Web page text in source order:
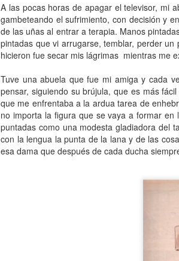
A las pocas horas de apagar el televisor, mi
gambeteando el sufrimiento, con decisión y
de las uñas al entrar a terapia. Manos
pintadas que vi arrugarse, temblar, perder un
hicieron fue secar mis lágrimas mientras me
Tuve una abuela que fue mi amiga y cada
pensar, siguiendo su brújula, que es más
que me enfrentaba a la ardua tarea de
no importa la figura que se vaya a formar
puntadas como una modesta gladiadora del
con la lengua la punta de la lana y de las
esa dama que después de cada ducha
Hace un año, Mona me
después de manejar
temas desde que salí de mi
JAN
13
La lectora de la
Por Cecilia Sorrentino
A veces, la lectora regresa
Esta tarde le gustaría
Toma un libro al azar y lo
Virginia no está en su
concentra la última luz que